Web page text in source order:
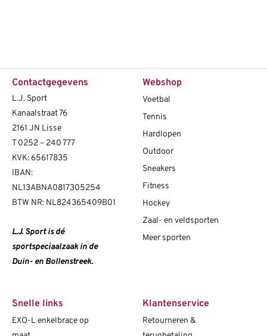
Contactgegevens
L.J. Sport
Kanaalstraat 76
2161 JN Lisse
T 0252 – 240 777
KVK: 65617835
IBAN:
NL13ABNA0817305254
BTW NR: NL824365409B01
L.J. Sport is dé
sportspeciaalzaak in de
Duin- en Bollenstreek.
Webshop
Voetbal
Tennis
Hardlopen
Outdoor
Sneakers
Fitness
Hockey
Zaal- en veldsporten
Meer sporten
Snelle links
EXO-L enkelbrace op
Klantenservice
Retourneren &